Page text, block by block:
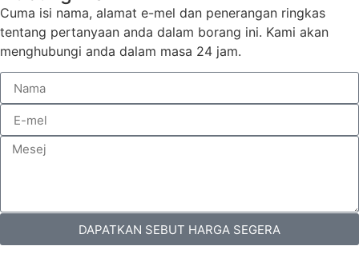
Cuma isi nama, alamat e-mel dan penerangan ringkas
tentang pertanyaan anda dalam borang ini. Kami akan
menghubungi anda dalam masa 24 jam.
DAPATKAN SEBUT HARGA SEGERA